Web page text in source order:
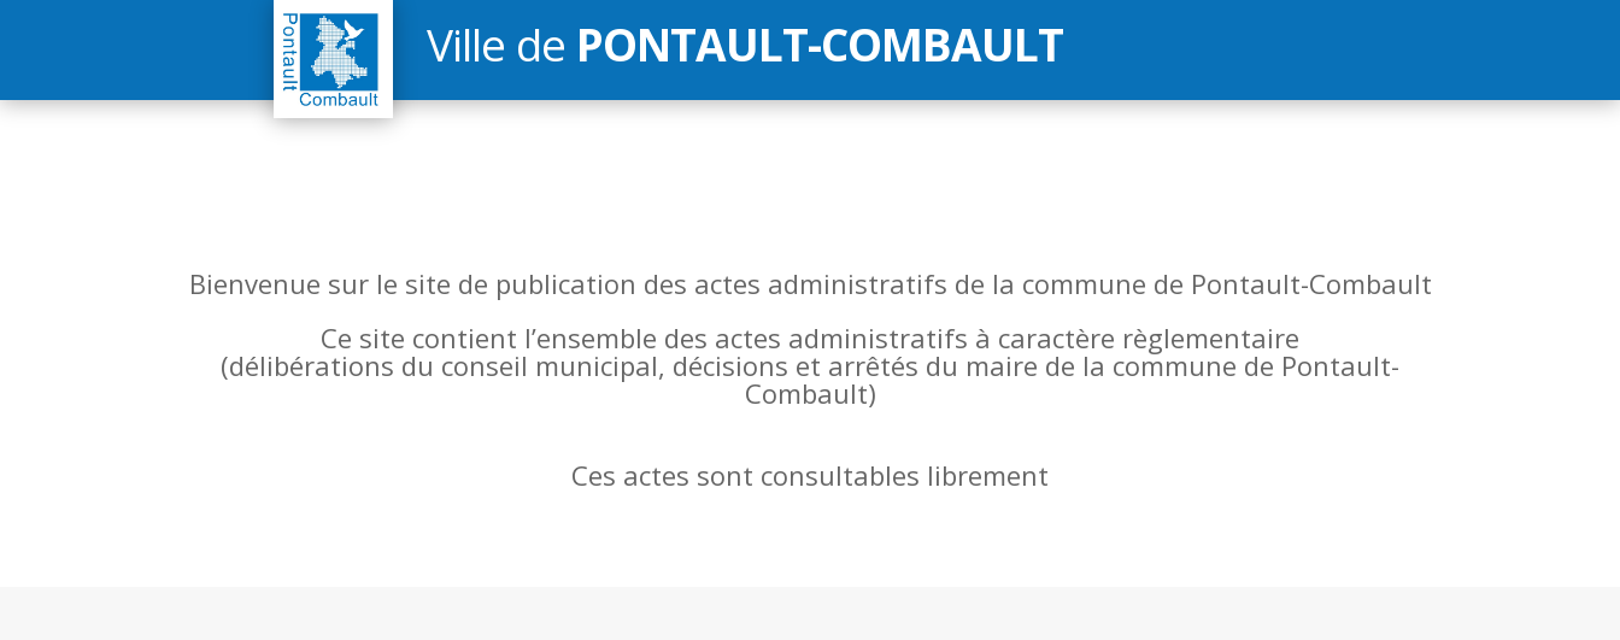
Ville de PONTAULT-COMBAULT
Bienvenue sur le site de publication des actes administratifs de la commune de Pontault-Combault
Ce site contient l’ensemble des actes administratifs à caractère règlementaire
(délibérations du conseil municipal, décisions et arrêtés du maire de la commune de Pontault-
Combault)
Ces actes sont consultables librement